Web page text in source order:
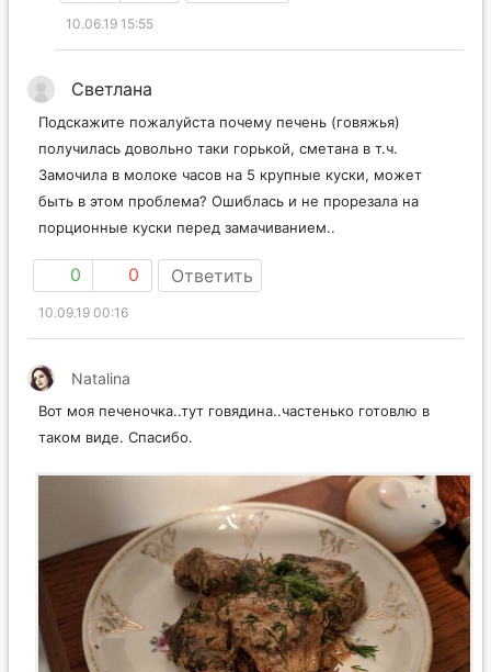
10.06.19 15:55
Светлана
Подскажите пожалуйста почему печень (говяжья)
получилась довольно таки горькой, сметана в т.ч.
Замочила в молоке часов на 5 крупные куски, может
быть в этом проблема? Ошиблась и не прорезала на
порционные куски перед замачиванием..
0 0 Ответить
10.09.19 00:16
Natalina
Вот моя печеночка..тут говядина..частенько готовлю в
таком виде. Спасибо.